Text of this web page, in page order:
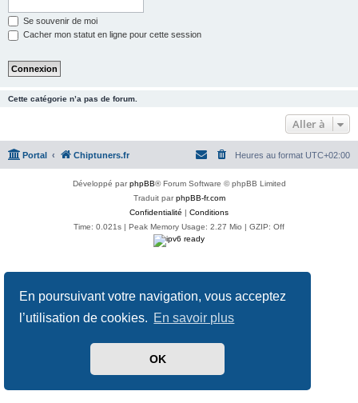
En poursuivant votre navigation, vous acceptez
l’utilisation de cookies. En savoir plus
OK
Se souvenir de moi
Cacher mon statut en ligne pour cette session
Cette catégorie n’a pas de forum.
Aller à
Portal Chiptuners.fr Heures au format UTC+02:00
Développé parphpBB® Forum Software © phpBB Limited
Traduit parphpBB-fr.com
Confidentialité | Conditions
Time: 0.021s | Peak Memory Usage: 2.27 Mio | GZIP: Off